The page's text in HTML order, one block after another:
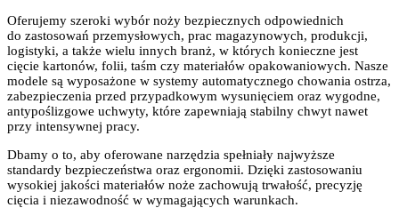
Oferujemy szeroki wybór noży bezpiecznych odpowiednich
do zastosowań przemysłowych, prac magazynowych, produkcji,
logistyki, a także wielu innych branż, w których konieczne jest
cięcie kartonów, folii, taśm czy materiałów opakowaniowych. Nasze
modele są wyposażone w systemy automatycznego chowania ostrza,
zabezpieczenia przed przypadkowym wysunięciem oraz wygodne,
antypoślizgowe uchwyty, które zapewniają stabilny chwyt nawet
przy intensywnej pracy.
Dbamy o to, aby oferowane narzędzia spełniały najwyższe
standardy bezpieczeństwa oraz ergonomii. Dzięki zastosowaniu
wysokiej jakości materiałów noże zachowują trwałość, precyzję
cięcia i niezawodność w wymagających warunkach.